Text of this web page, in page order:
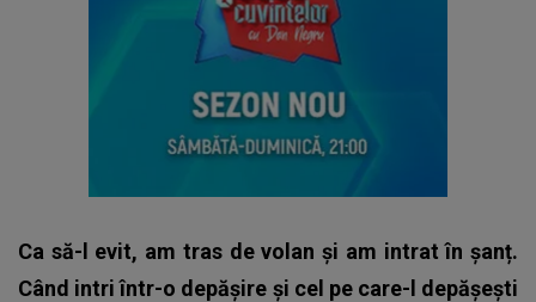
Ca să-l evit, am tras de volan și am intrat în șanț.
Când intri într-o depășire și cel pe care-l depășești